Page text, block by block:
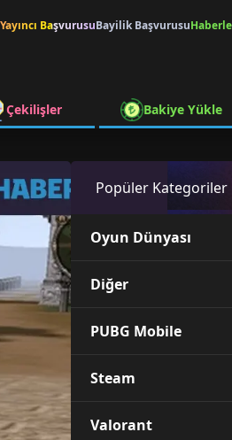
BaşvurusuBayilik Başvurusu
Çekilişler Bakiye Yükle
Popüler Kategoriler
Oyun Dünyası
Diğer
PUBG Mobile
Steam
Valorant